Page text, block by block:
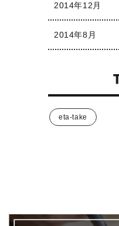
2014年12月
2014年8月
eta-take